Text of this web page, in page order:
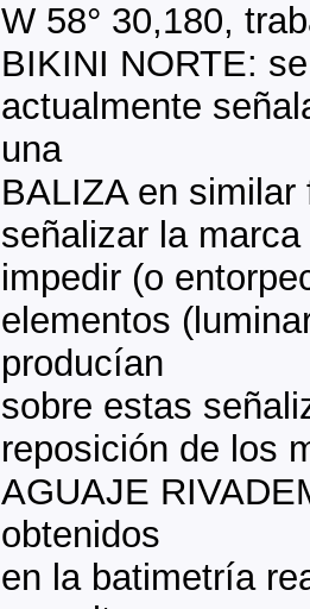
W 58° 30,180,
BIKINI NORTE:
actualmente
una
BALIZA en
señalizar la
impedir (o
elementos
producían
sobre estas
reposición de los
AGUAJE
obtenidos
en la batimetría